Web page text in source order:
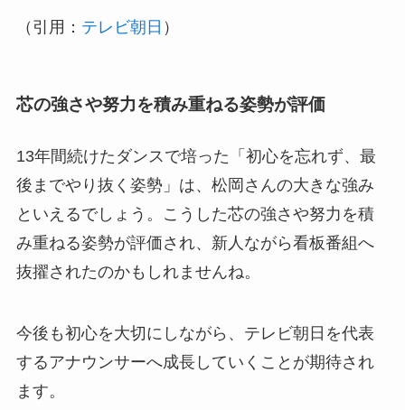
（引用： テレビ朝日 ）
芯の強さや努力を積み重ねる姿勢が評価
13年間続けたダンスで培った「初心を忘れず、最
後までやり抜く姿勢」は、松岡さんの大きな強み
といえるでしょう。こうした芯の強さや努力を積
み重ねる姿勢が評価され、新人ながら看板番組へ
抜擢されたのかもしれませんね。
今後も初心を大切にしながら、テレビ朝日を代表
するアナウンサーへ成長していくことが期待され
ます。